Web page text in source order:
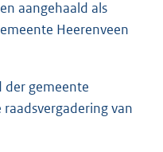
aangehaald als
Heerenveen
der gemeente
van